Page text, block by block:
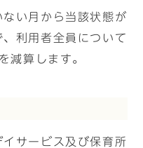
い月から当該状態が
利用者全員について
減算します。
サービス及び保育所